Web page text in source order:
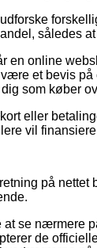
således
en online
et bevis
som køber
eller
vil
på
se nærmere
de